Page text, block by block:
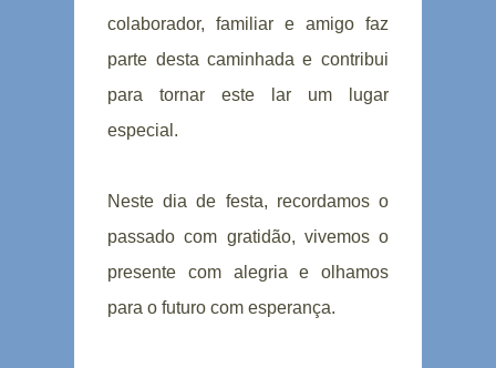
colaborador, familiar e amigo faz
parte desta caminhada e contribui
para tornar este lar um lugar
especial.
Neste dia de festa, recordamos o
passado com gratidão, vivemos o
presente com alegria e olhamos
para o futuro com esperança.